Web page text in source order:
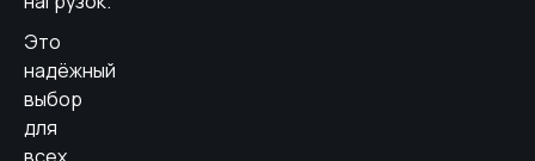
Это
надёжный
выбор
для